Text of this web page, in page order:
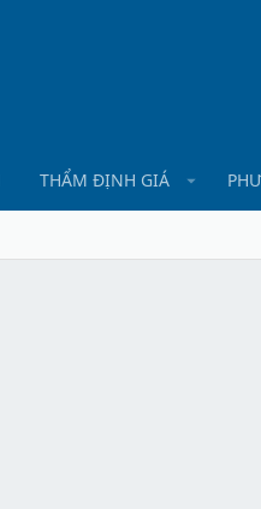
THẨM ĐỊNH GIÁ